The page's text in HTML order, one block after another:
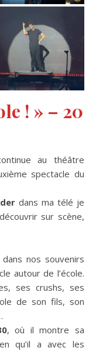
! » – 20
au théâtre
spectacle du
dans ma télé je
sur scène,
nos souvenirs
autour de l’école.
ses crushs, ses
de son fils, son
, où il montre sa
qu’il a avec les